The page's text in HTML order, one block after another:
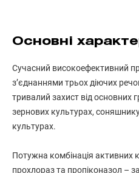
Основні
Сучасний високоефективний
з’єднаннями трьох діючих
тривалий захист від основних
зернових культурах,
культурах.
Потужна комбінація активних
прохлораз та пропіконазол –